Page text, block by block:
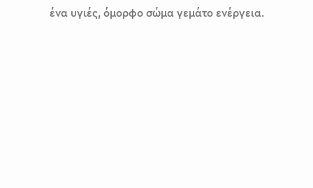
ένα υγιές, όμορφο σώμα γεμάτο ενέργεια.